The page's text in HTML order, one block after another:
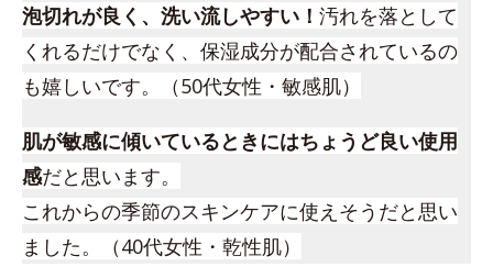
泡切れが良く、洗い流しやすい！ 汚れを落として
くれるだけでなく、保湿成分が配合されているの
も嬉しいです。（50代女性・敏感肌）
肌が敏感に傾いているときにはちょうど良い使用
感だと思います。
これからの季節のスキンケアに使えそうだと思い
ました。（40代女性・乾性肌）